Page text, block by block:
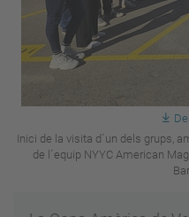
Inici de la visita d´un dels grups,
de l´equip NYYC American